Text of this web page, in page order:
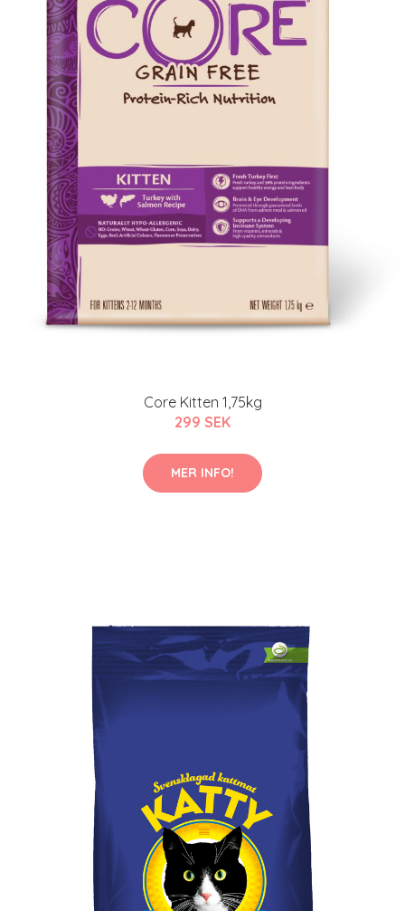
Core Kitten 1,75kg
299 SEK
MER INFO!